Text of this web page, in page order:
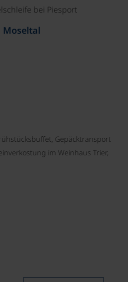
Moseltal
Gepäcktransport
im Weinhaus Trier,